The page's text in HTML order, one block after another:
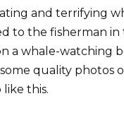
and terrifying
to the fisherman
a whale-watching
quality photos
this.